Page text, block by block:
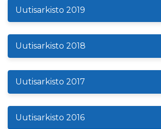
Uutisarkisto 2019
Uutisarkisto 2018
Uutisarkisto 2017
Uutisarkisto 2016